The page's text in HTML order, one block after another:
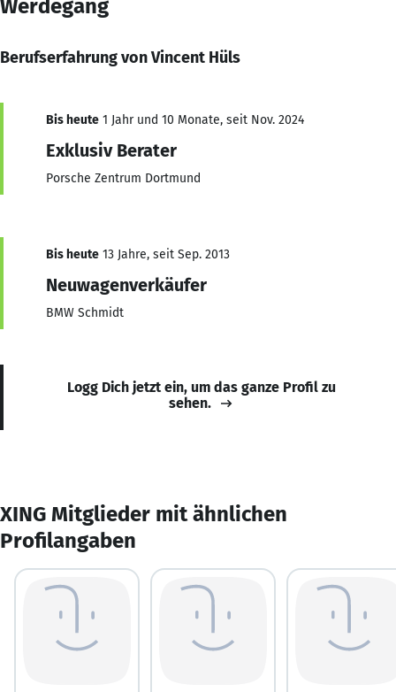
Werdegang
Berufserfahrung von Vincent Hüls
Bis heute 1 Jahr und 10 Monate, seit Nov. 2024
Exklusiv Berater
Porsche Zentrum Dortmund
Bis heute 13 Jahre, seit Sep. 2013
Neuwagenverkäufer
BMW Schmidt
Logg Dich jetzt ein, um das ganze Profil zu
sehen.
XING Mitglieder mit ähnlichen
Profilangaben